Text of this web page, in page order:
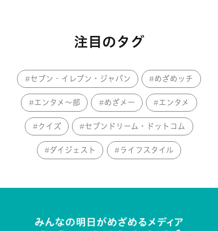
注目のタグ
セブン‐イレブン・ジャパン めざめッチ
エンタメ～部 めざメー エンタメ
クイズ セブンドリーム・ドットコム
ダイジェスト ライフスタイル